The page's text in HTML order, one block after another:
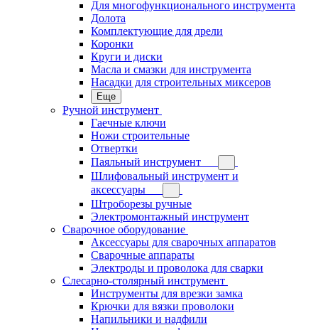
Для многофункционального инструмента
Долота
Комплектующие для дрели
Коронки
Круги и диски
Масла и смазки для инструмента
Насадки для строительных миксеров
Еще
Ручной инструмент
Гаечные ключи
Ножи строительные
Отвертки
Паяльный инструмент
Шлифовальный инструмент и
аксессуары
Штроборезы ручные
Электромонтажный инструмент
Сварочное оборудование
Аксессуары для сварочных аппаратов
Сварочные аппараты
Электроды и проволока для сварки
Слесарно-столярный инструмент
Инструменты для врезки замка
Крючки для вязки проволоки
Напильники и надфили